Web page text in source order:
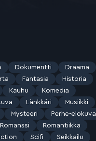
Dokumentti
Draama
Fantasia
Historia
Kauhu
Komedia
Länkkäri
Musiikki
Mysteeri
Perhe-elokuva
Romanssi
Romantiikka
Scifi
Seikkailu